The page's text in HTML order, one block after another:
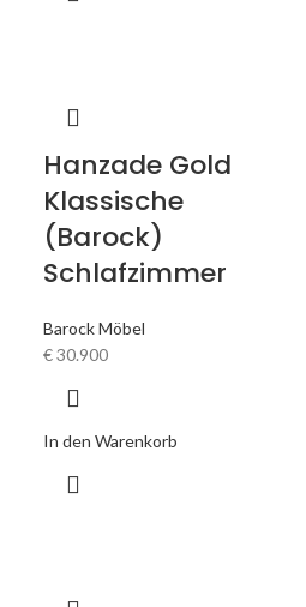
Hanzade Gold
Klassische
(Barock)
Schlafzimmer
Barock Möbel
€30.900
In den Warenkorb